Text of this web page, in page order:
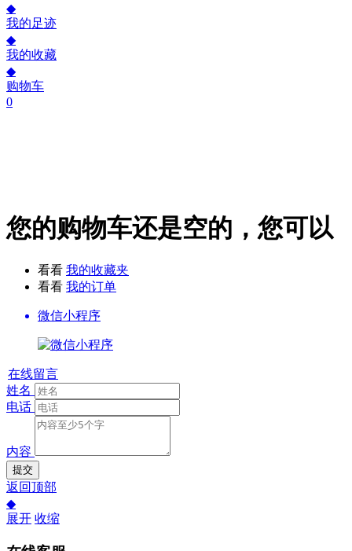
◆
我的足迹
◆
我的收藏
◆
购物车
0
您的购物车还是空的，您可以
看看 我的收藏夹
看看 我的订单
微信小程序
在线留言
姓名
电话
内容
提交
返回顶部
◆
展开 收缩